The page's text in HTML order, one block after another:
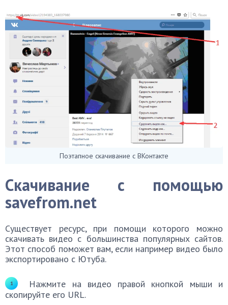
Поэтапное скачивание с ВКонтакте
Скачивание с помощью
savefrom.net
Существует ресурс, при помощи которого можно
скачивать видео с большинства популярных сайтов.
Этот способ поможет вам, если например видео было
экспортировано с Ютуба.
Нажмите на видео правой кнопкой мыши и
скопируйте его URL.